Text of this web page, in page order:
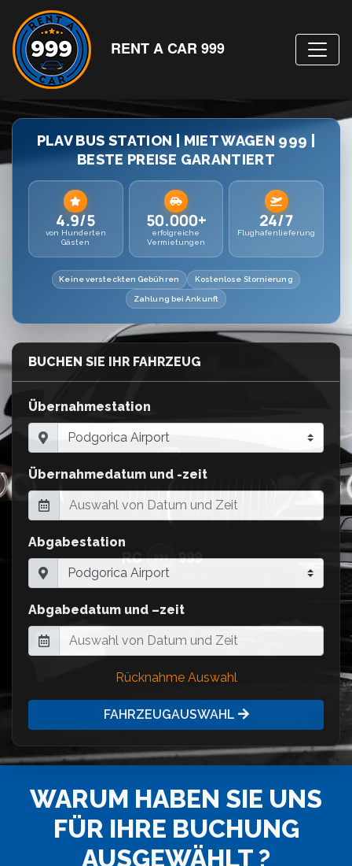
RENT A CAR 999
PLAV BUS STATION | MIET WAGEN 999 |
BESTE PREISE GARANTIERT
4.9/5
von Hunderten
Gästen
50.000+
erfolgreiche
Vermietungen
24/7
Flughafenlieferung
Keine versteckten Gebühren Kostenlose Stornierung
Zahlung bei Ankunft
BUCHEN SIE IHR FAHRZEUG
Übernahmestation
Übernahmedatum und -zeit
Abgabestation
Abgabedatum und –zeit
Rücknahme Auswahl
FAHRZEUGAUSWAHL
WARUM HABEN SIE UNS
FÜR IHRE BUCHUNG
AUSGEWÄHLT ?